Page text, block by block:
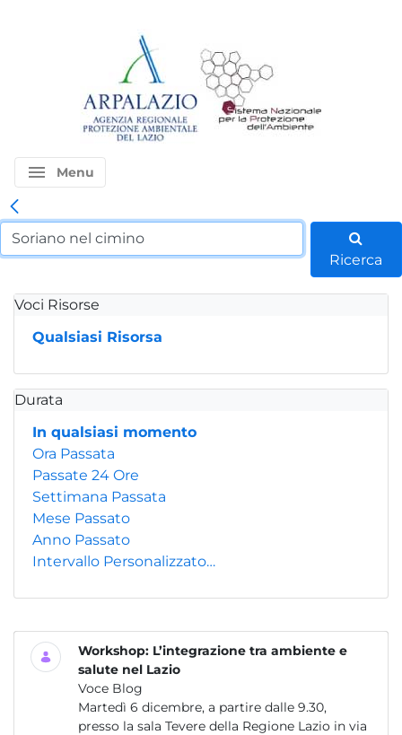
menu Menu
Ricerca
Voci Risorse
Qualsiasi Risorsa
Durata
In qualsiasi momento
Ora Passata
Passate 24 Ore
Settimana Passata
Mese Passato
Anno Passato
Intervallo Personalizzato…
Workshop: L’integrazione tra ambiente e
salute nel Lazio
Voce Blog
Martedì 6 dicembre, a partire dalle 9.30,
presso la sala Tevere della Regione Lazio in via